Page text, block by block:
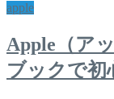
apple
Apple（ア
ブックで初